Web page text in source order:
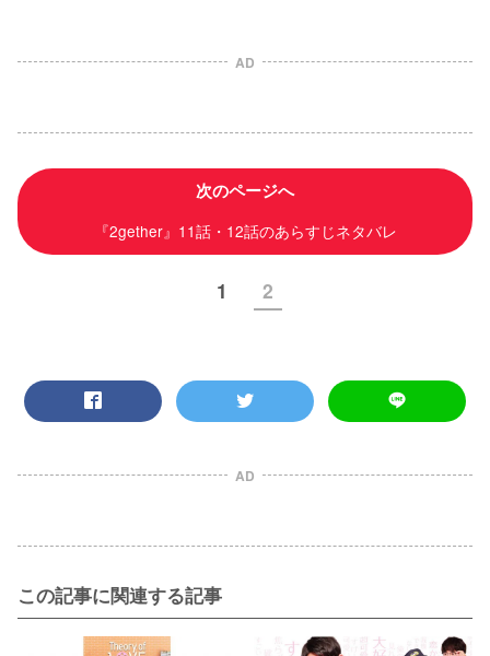
AD
次のページへ
『2gether』11話・12話のあらすじネタバレ
1 2
AD
この記事に関連する記事